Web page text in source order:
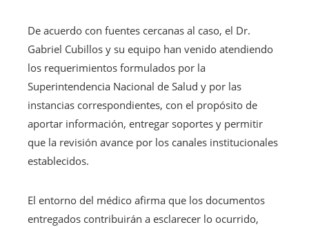
De acuerdo con fuentes cercanas al caso, el Dr.
Gabriel Cubillos y su equipo han venido atendiendo
los requerimientos formulados por la
Superintendencia Nacional de Salud y por las
instancias correspondientes, con el propósito de
aportar información, entregar soportes y permitir
que la revisión avance por los canales institucionales
establecidos.
El entorno del médico afirma que los documentos
entregados contribuirán a esclarecer lo ocurrido,